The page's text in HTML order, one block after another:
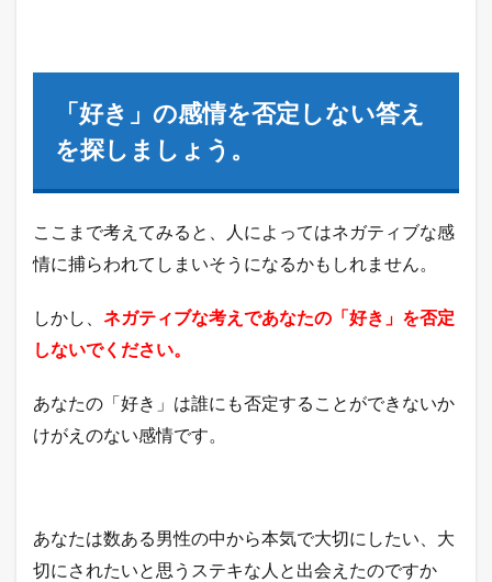
「好き」の感情を否定しない答え
を探しましょう。
ここまで考えてみると、人によってはネガティブな感
情に捕らわれてしまいそうになるかもしれません。
しかし、 ネガティブな考えであなたの「好き」を否定
しないでください。
あなたの「好き」は誰にも否定することができないか
けがえのない感情です。
あなたは数ある男性の中から本気で大切にしたい、大
切にされたいと思うステキな人と出会えたのですか